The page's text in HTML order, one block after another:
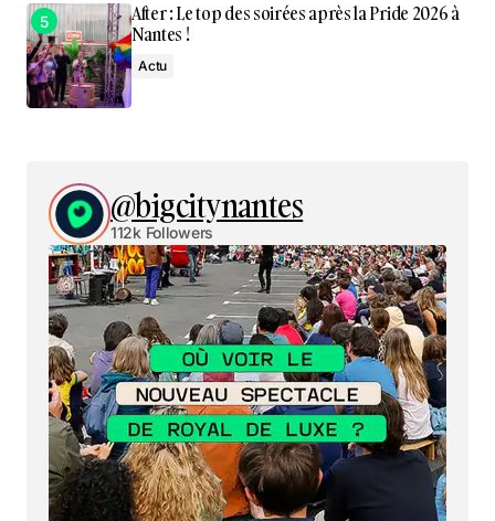
After : Le top des soirées après la Pride 2026 à
Nantes !
Actu
@bigcitynantes
112k Followers